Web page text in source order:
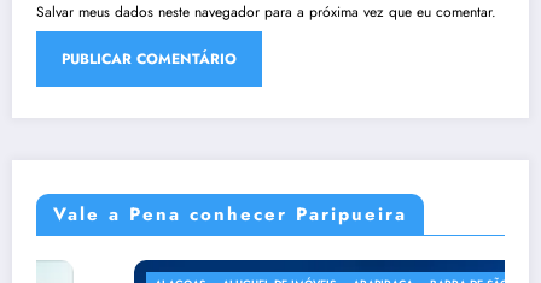
Salvar meus dados neste navegador para a próxima vez que eu comentar.
Vale a Pena conhecer Paripueira